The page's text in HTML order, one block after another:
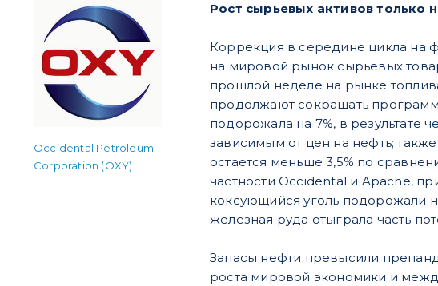
Occidental Petroleum
Corporation (OXY)
Рост сырьевых активов только
Коррекция в середине цикла на
на мировой рынок сырьевых
прошлой неделе на рынке
продолжают сокращать
подорожала на 7%, в результате
зависимым от цен на нефть;
остается меньше 3,5% по
частности Occidental и Apache,
коксующийся уголь подорожали
железная руда отыграла часть
Запасы нефти превысили
роста мировой экономики и